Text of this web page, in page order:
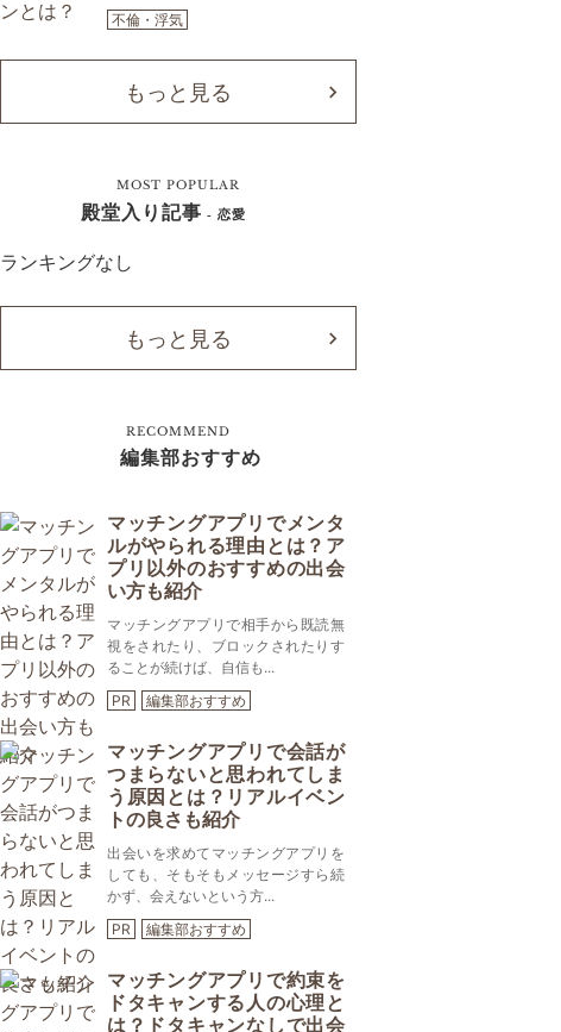
不倫・浮気
もっと見る
MOST POPULAR
殿堂入り記事 - 恋愛
ランキングなし
もっと見る
RECOMMEND
編集部おすすめ
マッチングアプリでメンタ
ルがやられる理由とは？ア
プリ以外のおすすめの出会
い方も紹介
マッチングアプリで相手から既読無
視をされたり、ブロックされたりす
ることが続けば、自信も...
PR
編集部おすすめ
マッチングアプリで会話が
つまらないと思われてしま
う原因とは？リアルイベン
トの良さも紹介
出会いを求めてマッチングアプリを
しても、そもそもメッセージすら続
かず、会えないという方...
PR
編集部おすすめ
マッチングアプリで約束を
ドタキャンする人の心理と
は？ドタキャンなしで出会